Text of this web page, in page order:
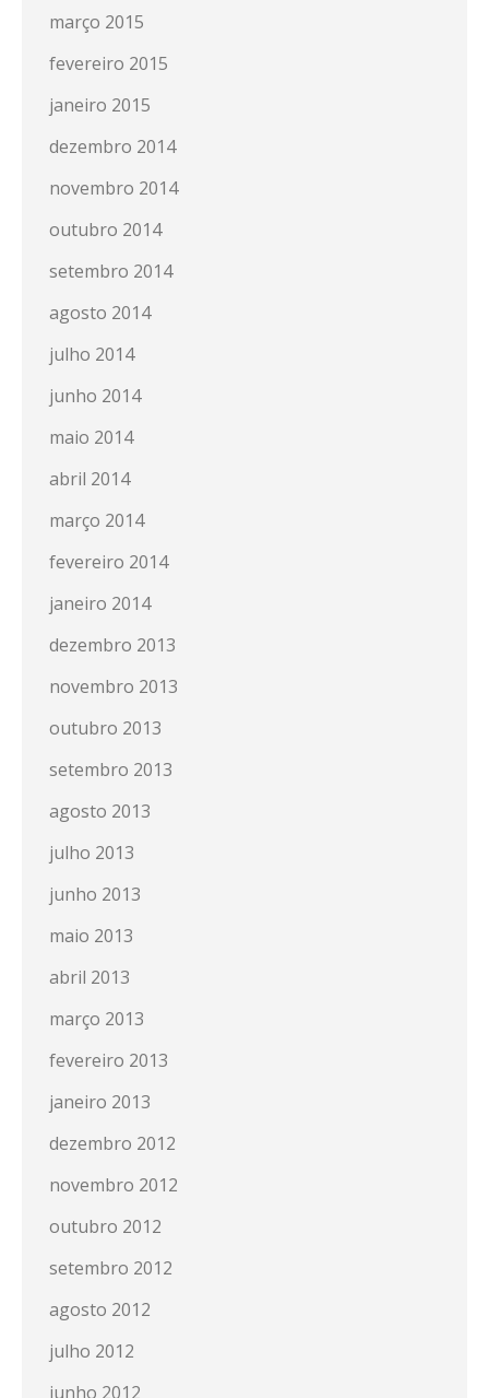
março 2015
fevereiro 2015
janeiro 2015
dezembro 2014
novembro 2014
outubro 2014
setembro 2014
agosto 2014
julho 2014
junho 2014
maio 2014
abril 2014
março 2014
fevereiro 2014
janeiro 2014
dezembro 2013
novembro 2013
outubro 2013
setembro 2013
agosto 2013
julho 2013
junho 2013
maio 2013
abril 2013
março 2013
fevereiro 2013
janeiro 2013
dezembro 2012
novembro 2012
outubro 2012
setembro 2012
agosto 2012
julho 2012
junho 2012